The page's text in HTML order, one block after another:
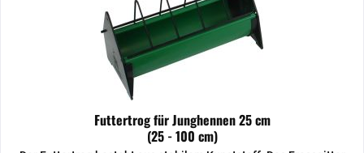
Futtertrog für Junghennen 25 cm
(25 - 100 cm)